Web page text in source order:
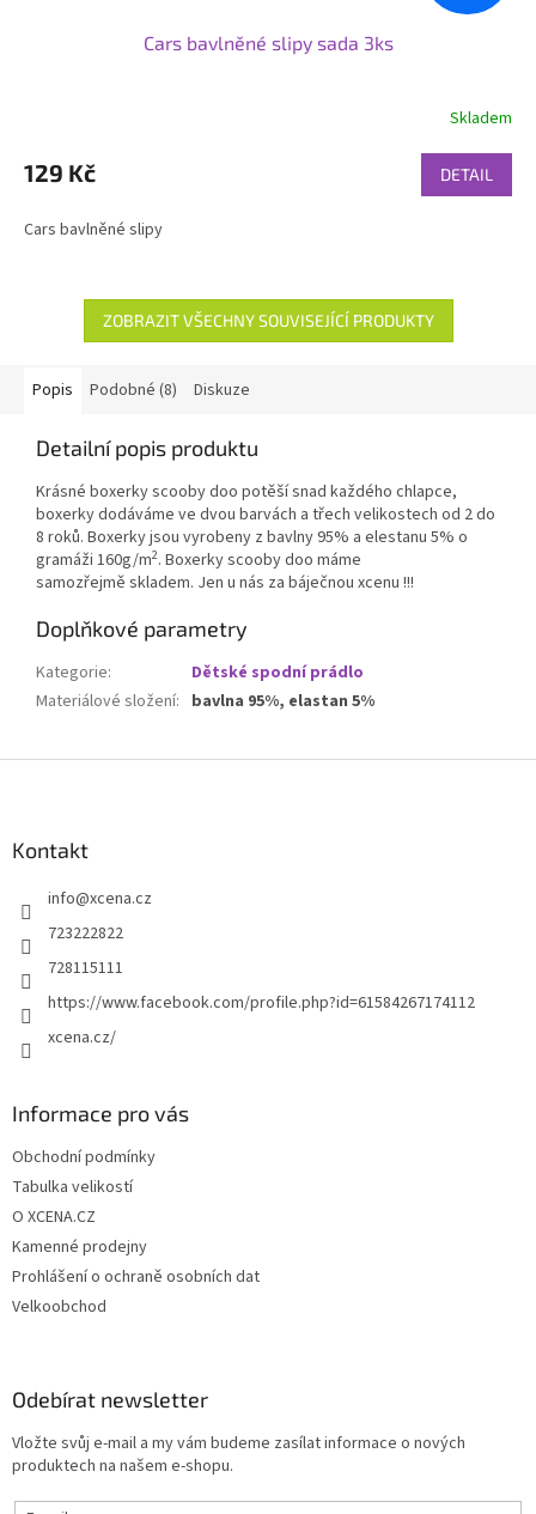
Cars bavlněné slipy sada 3ks
Skladem
129 Kč DETAIL
Cars bavlněné slipy
ZOBRAZIT VŠECHNY SOUVISEJÍCÍ PRODUKTY
Popis Podobné (8) Diskuze
Detailní popis produktu
Krásné boxerky scooby doo potěší snad každého chlapce,
boxerky dodáváme ve dvou barvách a třech velikostech od 2 do
8 roků. Boxerky jsou vyrobeny z bavlny 95% a elestanu 5% o
gramáži 160g/m2. Boxerky scooby doo máme
samozřejmě skladem. Jen u nás za báječnou xcenu !!!
Doplňkové parametry
Kategorie:
Dětské spodní prádlo
Materiálové složení: bavlna 95%, elastan 5%
Kontakt
info@xcena.cz
723222822
728115111
https://www.facebook.com/profile.php?id=61584267174112
xcena.cz/
Informace pro vás
Obchodní podmínky
Tabulka velikostí
O XCENA.CZ
Kamenné prodejny
Prohlášení o ochraně osobních dat
Velkoobchod
Odebírat newsletter
Vložte svůj e-mail a my vám budeme zasílat informace o nových
produktech na našem e-shopu.